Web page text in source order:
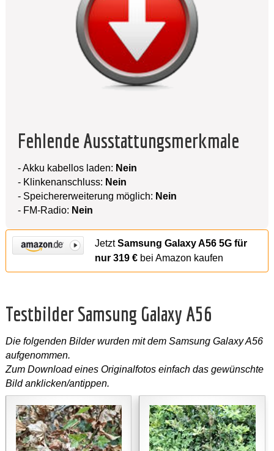
Fehlende Ausstattungsmerkmale
- Akku kabellos laden: Nein
- Klinkenanschluss: Nein
- Speichererweiterung möglich: Nein
- FM-Radio: Nein
JetztSamsung Galaxy A56 5G für
nur 319 €bei Amazon kaufen
Testbilder Samsung Galaxy A56
Die folgenden Bilder wurden mit dem Samsung Galaxy A56
aufgenommen.
Zum Download eines Originalfotos einfach das gewünschte
Bild anklicken/antippen.